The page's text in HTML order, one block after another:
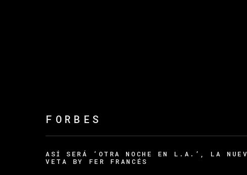
FORBES
ASÍ SERÁ ‘OTRA NOCHE EN L.A.’, LA
VETA BY FER FRANCÉS